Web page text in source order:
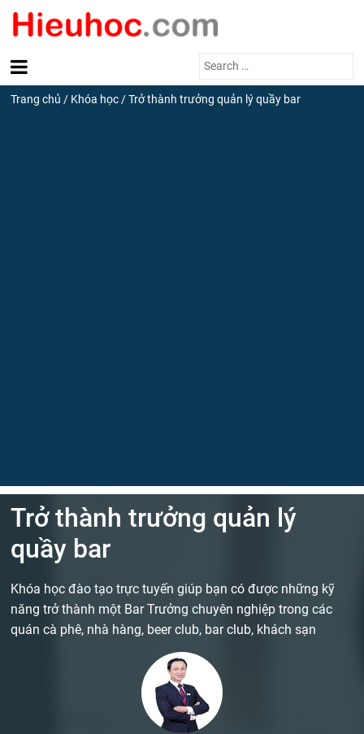
Search
Trang chủ / Khóa học /Trở thành trưởng quản lý quầy bar
Trở thành trưởng quản lý
quầy bar
Khóa học đào tạo trực tuyến giúp bạn có được những kỹ
năng trở thành một Bar Trưởng chuyên nghiệp trong các
quán cà phê, nhà hàng, beer club, bar club, khách sạn